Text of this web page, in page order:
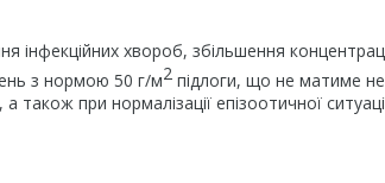
інфекційних хвороб, збільшення
з нормою 50 г/м2 підлоги, що не матиме
а також при нормалізації епізоотичної